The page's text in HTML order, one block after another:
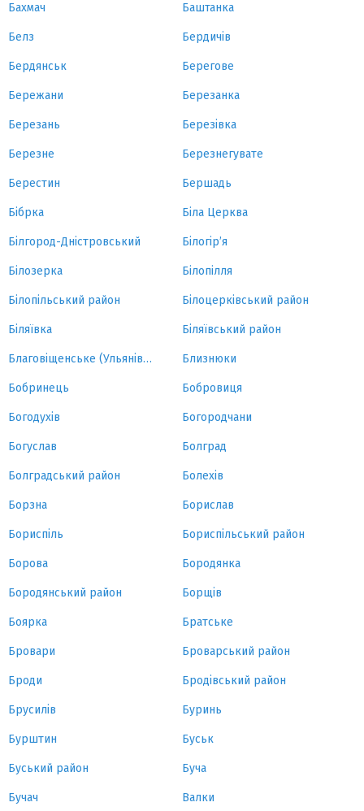
Бахмач Баштанка
Белз Бердичів
Бердянськ Берегове
Бережани Березанка
Березань Березівка
Березне Березнегувате
Берестин Бершадь
Бібрка Біла Церква
Білгород-Дністровський Білогір’я
Білозерка Білопілля
Білопільський район Білоцерківський район
Біляївка Біляївський район
Благовіщенське (Ульянівка) Близнюки
Бобринець Бобровиця
Богодухів Богородчани
Богуслав Болград
Болградський район Болехів
Борзна Борислав
Бориспіль Бориспільський район
Борова Бородянка
Бородянський район Борщів
Боярка Братське
Бровари Броварський район
Броди Бродівський район
Брусилів Буринь
Бурштин Буськ
Буський район Буча
Бучач Валки